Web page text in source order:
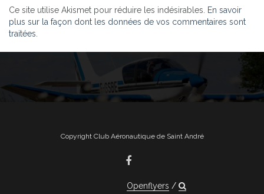
Ce site utilise Akismet pour réduire les indésirables. En savoir
plus sur la façon dont les données de vos commentaires sont
traitées
Copyright Club Aéronautique de Saint André
Openflyers